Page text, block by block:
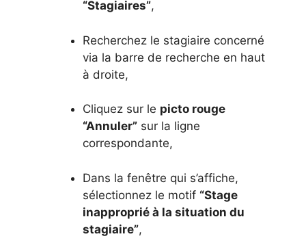
“Stagiaires”,
Recherchez le stagiaire concerné
via la barre de recherche en haut
à droite,
Cliquez sur le picto rouge
“Annuler” sur la ligne
correspondante,
Dans la fenêtre qui s’affiche,
sélectionnez le motif “Stage
inapproprié à la situation du
stagiaire”,